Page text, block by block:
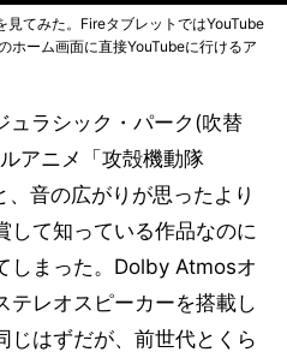
てみた。FireタブレットではYouTube
ホーム画面に直接YouTubeに行けるア
ュラシック・パーク(吹替
アニメ「攻殻機動隊
音の広がりが思ったより
して知っている作品なのに
しまった。Dolby Atmosオ
テレオスピーカーを搭載し
じはずだが、前世代とくら